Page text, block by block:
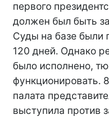
первого
должен был быть
Суды на базе были
120 дней. Однако
было исполнено,
функционировать.
палата
выступила против